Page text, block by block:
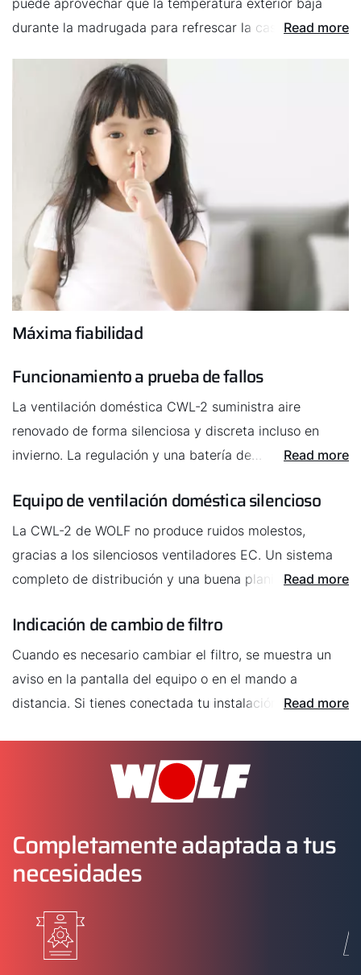
puede aprovechar que la temperatura exterior baja
durante la madrugada para refrescar la casa con aire
gratuita de la casa con aire fresco sin abrir ventanas.
Read more
Máxima fiabilidad
Funcionamiento a prueba de fallos
La ventilación doméstica CWL-2 suministra aire
renovado de forma silenciosa y discreta incluso en
invierno. La regulación y una batería de
contra heladas y garantiza el funcionamiento en todo
momento.
Read more
Equipo de ventilación doméstica silencioso
La CWL-2 de WOLF no produce ruidos molestos,
gracias a los silenciosos ventiladores EC. Un sistema
completo de distribución y una buena planificación
Read more
Indicación de cambio de filtro
Cuando es necesario cambiar el filtro, se muestra un
aviso en la pantalla del equipo o en el mando a
distancia. Si tienes conectada tu instalación con un
Read more
Completamente adaptada a tus
necesidades